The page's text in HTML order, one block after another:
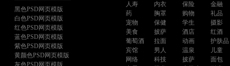
黑色PSD网页模版
白色PSD网页模版
红色PSD网页模版
蓝色PSD网页模版
紫色PSD网页模版
黄颜色PSD网页模版
灰色PSD网页模版
人寿
内衣 保险
金融
药
胸罩 购物
礼品
宠物
保健 学生
摄影
美食
披萨 酒店
红酒
葡萄酒
拉面 动画
护肤品
宾馆
男人 温泉
儿童
网络
科技 披萨
面包